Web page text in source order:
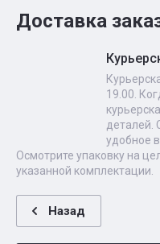
Доставка
19.00.
деталей.
удобное
Осмотрите упаковку на
указанной комплектации.
Назад